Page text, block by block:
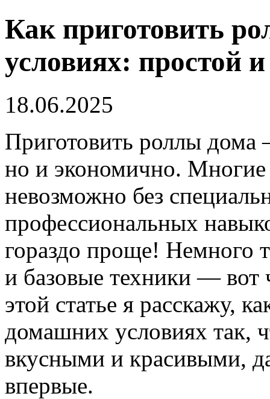
Как приготовить
условиях: простой
18.06.2025
Приготовить роллы дома
но и экономично. Многие
невозможно без
профессиональных
гораздо проще! Немного
и базовые техники — вот
этой статье я расскажу,
домашних условиях так,
вкусными и красивыми,
впервые.